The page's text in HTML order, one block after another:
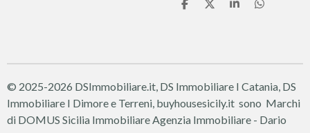
C
v
d
C
v
d
C
v
d
C
v
d
© 2025-2026 DSImmobiliare.it, DS Immobiliare I Catania, DS
Immobiliare I Dimore e Terreni, buyhousesicily.it sono Marchi
di DOMUS Sicilia ImmobiliareAgenzia Immobiliare - Dario